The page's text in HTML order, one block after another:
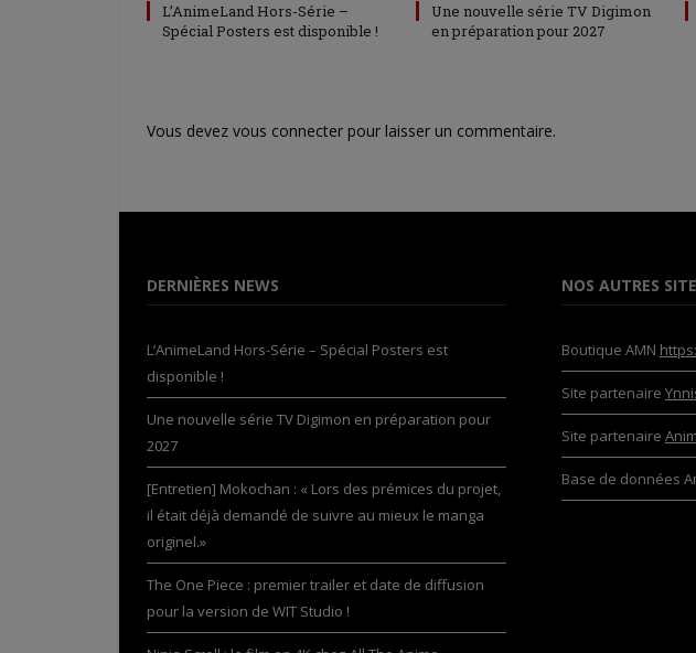
L’AnimeLand Hors-Série –
Spécial Posters est disponible !
Une nouvelle série TV Digimon
en préparation pour 2027
Vous devez vous connecter pour laisser un commentaire.
DERNIÈRES NEWS
L’AnimeLand Hors-Série – Spécial Posters est
disponible !
Une nouvelle série TV Digimon en préparation pour
2027
[Entretien] Mokochan : « Lors des prémices du projet,
il était déjà demandé de suivre au mieux le manga
originel.»
The One Piece : premier trailer et date de diffusion
pour la version de WIT Studio !
NOS AUTRES
Boutique AMN
Site partenaire
Site partenaire
Base de données